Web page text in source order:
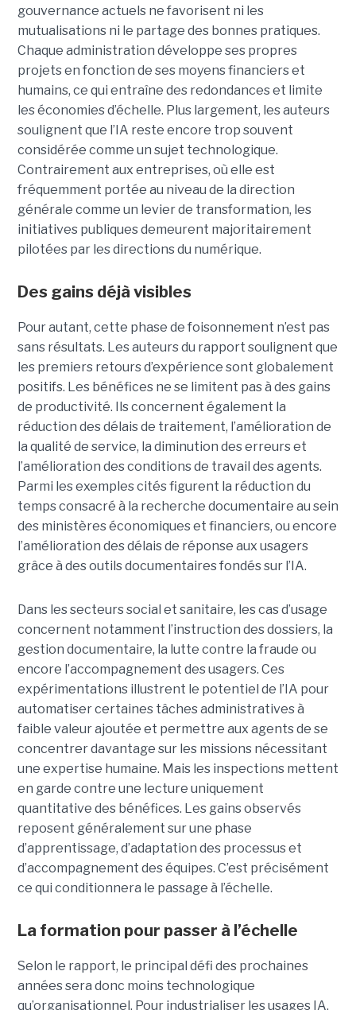
gouvernance actuels ne favorisent ni les
mutualisations ni le partage des bonnes pratiques.
Chaque administration développe ses propres
projets en fonction de ses moyens financiers et
humains, ce qui entraîne des redondances et limite
les économies d’échelle. Plus largement, les auteurs
soulignent que l’IA reste encore trop souvent
considérée comme un sujet technologique.
Contrairement aux entreprises, où elle est
fréquemment portée au niveau de la direction
générale comme un levier de transformation, les
initiatives publiques demeurent majoritairement
pilotées par les directions du numérique.
Des gains déjà visibles
Pour autant, cette phase de foisonnement n’est pas
sans résultats. Les auteurs du rapport soulignent que
les premiers retours d’expérience sont globalement
positifs. Les bénéfices ne se limitent pas à des gains
de productivité. Ils concernent également la
réduction des délais de traitement, l’amélioration de
la qualité de service, la diminution des erreurs et
l’amélioration des conditions de travail des agents.
Parmi les exemples cités figurent la réduction du
temps consacré à la recherche documentaire au sein
des ministères économiques et financiers, ou encore
l’amélioration des délais de réponse aux usagers
grâce à des outils documentaires fondés sur l’IA.
Dans les secteurs social et sanitaire, les cas d’usage
concernent notamment l’instruction des dossiers, la
gestion documentaire, la lutte contre la fraude ou
encore l’accompagnement des usagers. Ces
expérimentations illustrent le potentiel de l’IA pour
automatiser certaines tâches administratives à
faible valeur ajoutée et permettre aux agents de se
concentrer davantage sur les missions nécessitant
une expertise humaine. Mais les inspections mettent
en garde contre une lecture uniquement
quantitative des bénéfices. Les gains observés
reposent généralement sur une phase
d’apprentissage, d’adaptation des processus et
d’accompagnement des équipes. C’est précisément
ce qui conditionnera le passage à l’échelle.
La formation pour passer à l’échelle
Selon le rapport, le principal défi des prochaines
années sera donc moins technologique
qu’organisationnel. Pour industrialiser les usages IA,